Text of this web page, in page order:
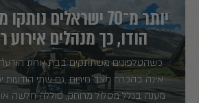
יותר מ־70 ישראלים
הודו, כך מנהלים אירוע
כשהטלפונים משתתקים בבת אחת
אינה בהכרח מצב חירום. גם שתי הודעות
מענה בגלל מסלול מרוחק, סוללה חלשה